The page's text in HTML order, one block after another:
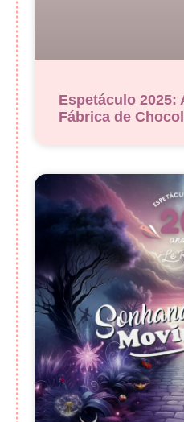
Espetáculo 2025:
Fábrica de